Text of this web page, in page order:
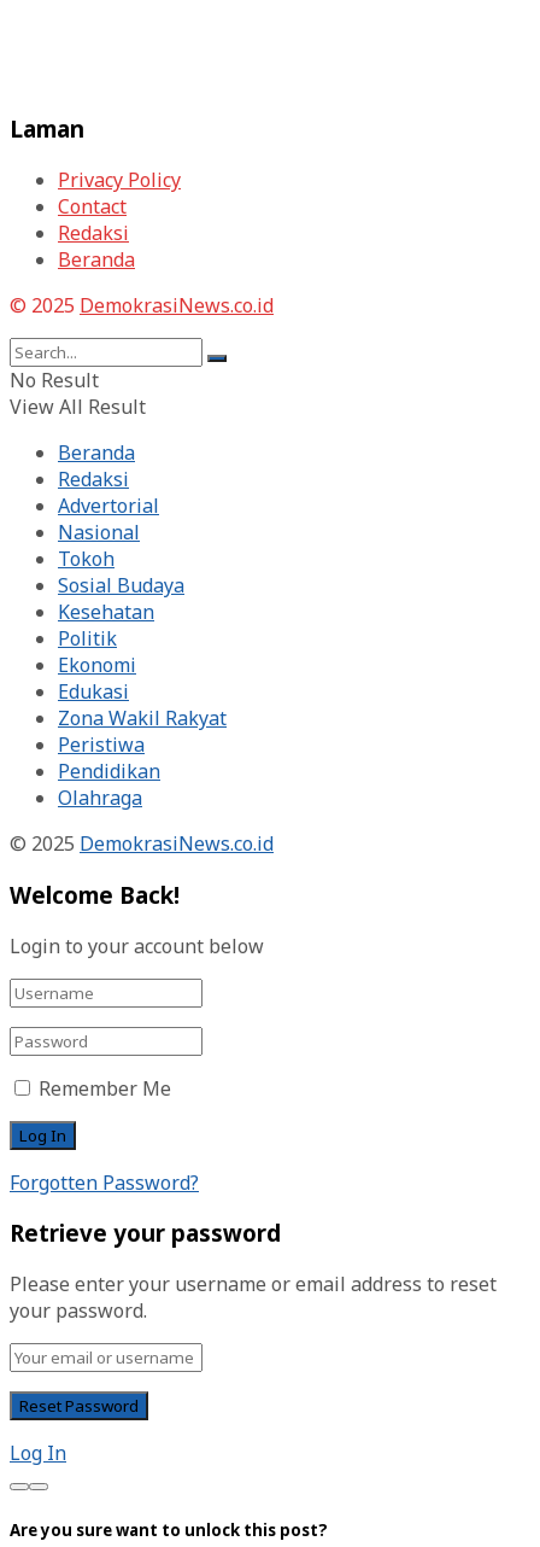
Laman
Privacy Policy
Contact
Redaksi
Beranda
© 2025 DemokrasiNews.co.id
No Result
View All Result
Beranda
Redaksi
Advertorial
Nasional
Tokoh
Sosial Budaya
Kesehatan
Politik
Ekonomi
Edukasi
Zona Wakil Rakyat
Peristiwa
Pendidikan
Olahraga
© 2025 DemokrasiNews.co.id
Welcome Back!
Login to your account below
Remember Me
Forgotten Password?
Retrieve your password
Please enter your username or email address to reset
your password.
Log In
Are you sure want to unlock this post?